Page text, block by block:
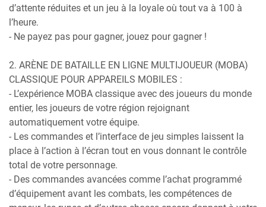
d’attente réduites et un jeu à la loyale où tout va à 100 à
l’heure.
- Ne payez pas pour gagner, jouez pour gagner !
2. ARÈNE DE BATAILLE EN LIGNE MULTIJOUEUR (MOBA)
CLASSIQUE POUR APPAREILS MOBILES :
- L’expérience MOBA classique avec des joueurs du monde
entier, les joueurs de votre région rejoignant
automatiquement votre équipe.
- Les commandes et l’interface de jeu simples laissent la
place à l’action à l’écran tout en vous donnant le contrôle
total de votre personnage.
- Des commandes avancées comme l’achat programmé
d’équipement avant les combats, les compétences de